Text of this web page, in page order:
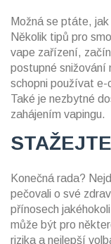
Možná se ptáte,
Několik tipů pro
vape zařízení,
postupné snižování
schopni používat e-
Také je nezbytné
zahájením vapingu.
Konečná rada?
pečovali o své
přínosech
může být pro
rizika a nejlepší